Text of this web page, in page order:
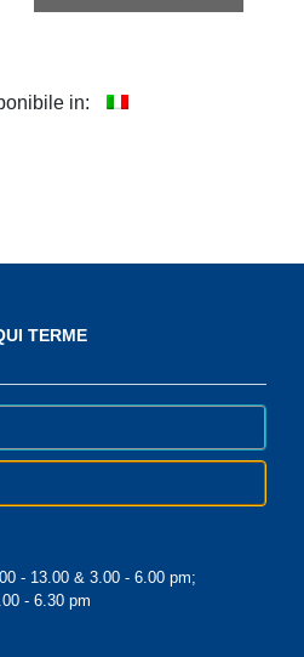
in:
TERME
- 13.00 & 3.00 - 6.00 pm;
- 6.30 pm